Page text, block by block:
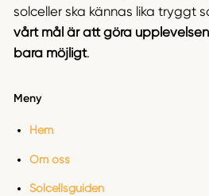
solceller ska kännas lika tryggt
vårt mål är att göra
bara möjligt.
Meny
Hem
Om oss
Solcellsguiden